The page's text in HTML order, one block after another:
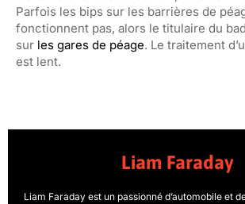
Parfois les bips sur les barrières de
fonctionnent pas, alors le titulaire du
sur les gares de péage. Le traitement
est lent.
Liam Faraday
Liam Faraday est un passionné d’automobile et